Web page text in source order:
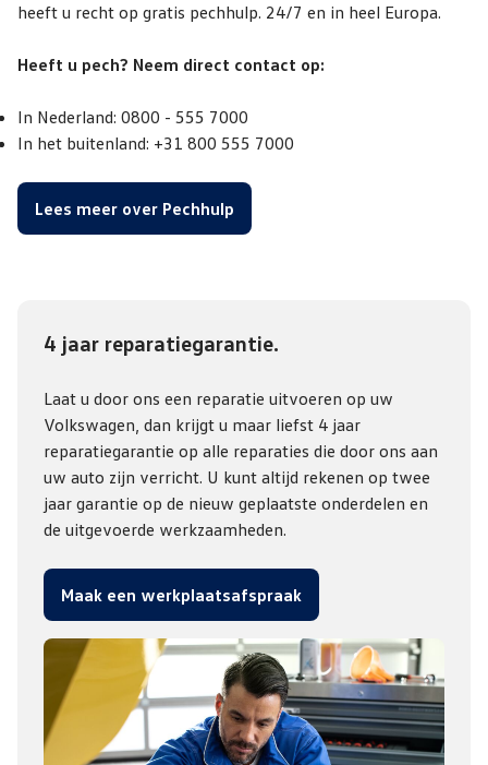
heeft u recht op gratis pechhulp. 24/7 en in heel Europa.
Heeft u pech? Neem direct contact op:
In Nederland: 0800 - 555 7000
In het buitenland: +31 800 555 7000
Lees meer over Pechhulp
4 jaar reparatiegarantie.
Laat u door ons een reparatie uitvoeren op uw
Volkswagen, dan krijgt u maar liefst 4 jaar
reparatiegarantie op alle reparaties die door ons aan
uw auto zijn verricht. U kunt altijd rekenen op twee
jaar garantie op de nieuw geplaatste onderdelen en
de uitgevoerde werkzaamheden.
Maak een werkplaatsafspraak